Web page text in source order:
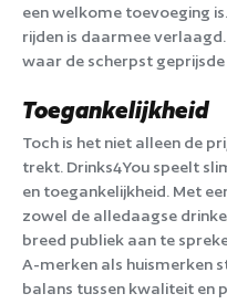
een welkome toevoeging
rijden is daarmee
waar de scherpst
Toegankelijkheid
Toch is het niet alleen de
trekt. Drinks4You speelt
en toegankelijkheid. Met
zowel de alledaagse
breed publiek aan te
A-merken als huismerken
balans tussen kwaliteit en